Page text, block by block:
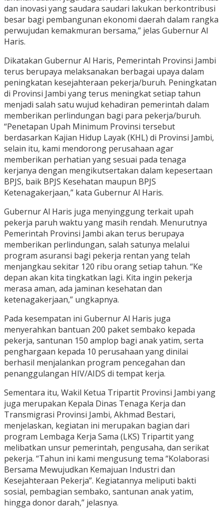
dan inovasi yang saudara saudari lakukan berkontribusi
besar bagi pembangunan ekonomi daerah dalam rangka
perwujudan kemakmuran bersama,” jelas Gubernur Al
Haris.
Dikatakan Gubernur Al Haris, Pemerintah Provinsi Jambi
terus berupaya melaksanakan berbagai upaya dalam
peningkatan kesejahteraan pekerja/buruh. Peningkatan
di Provinsi Jambi yang terus meningkat setiap tahun
menjadi salah satu wujud kehadiran pemerintah dalam
memberikan perlindungan bagi para pekerja/buruh.
“Penetapan Upah Minimum Provinsi tersebut
berdasarkan Kajian Hidup Layak (KHL) di Provinsi Jambi,
selain itu, kami mendorong perusahaan agar
memberikan perhatian yang sesuai pada tenaga
kerjanya dengan mengikutsertakan dalam kepesertaan
BPJS, baik BPJS Kesehatan maupun BPJS
Ketenagakerjaan,” kata Gubernur Al Haris.
Gubernur Al Haris juga menyinggung terkait upah
pekerja paruh waktu yang masih rendah. Menurutnya
Pemerintah Provinsi Jambi akan terus berupaya
memberikan perlindungan, salah satunya melalui
program asuransi bagi pekerja rentan yang telah
menjangkau sekitar 120 ribu orang setiap tahun. “Ke
depan akan kita tingkatkan lagi. Kita ingin pekerja
merasa aman, ada jaminan kesehatan dan
ketenagakerjaan,” ungkapnya.
Pada kesempatan ini Gubernur Al Haris juga
menyerahkan bantuan 200 paket sembako kepada
pekerja, santunan 150 amplop bagi anak yatim, serta
penghargaan kepada 10 perusahaan yang dinilai
berhasil menjalankan program pencegahan dan
penanggulangan HIV/AIDS di tempat kerja.
Sementara itu, Wakil Ketua Tripartit Provinsi Jambi yang
juga merupakan Kepala Dinas Tenaga Kerja dan
Transmigrasi Provinsi Jambi, Akhmad Bestari,
menjelaskan, kegiatan ini merupakan bagian dari
program Lembaga Kerja Sama (LKS) Tripartit yang
melibatkan unsur pemerintah, pengusaha, dan serikat
pekerja. “Tahun ini kami mengusung tema “Kolaborasi
Bersama Mewujudkan Kemajuan Industri dan
Kesejahteraan Pekerja”. Kegiatannya meliputi bakti
sosial, pembagian sembako, santunan anak yatim,
hingga donor darah,” jelasnya.